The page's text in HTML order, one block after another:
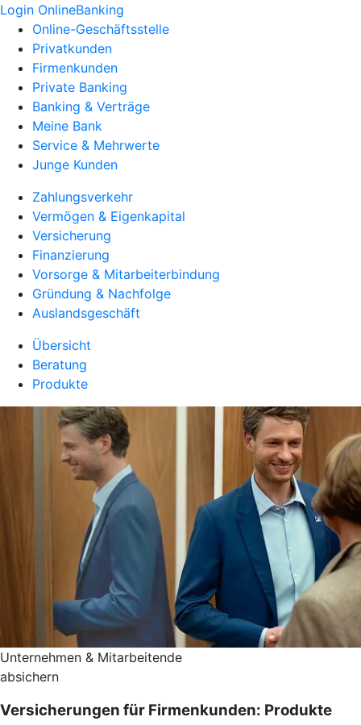
Login OnlineBanking
Online-Geschäftsstelle
Privatkunden
Firmenkunden
Private Banking
Banking & Verträge
Meine Bank
Service & Mehrwerte
Junge Kunden
Zahlungsverkehr
Vermögen & Eigenkapital
Versicherung
Finanzierung
Vorsorge & Mitarbeiterbindung
Gründung & Nachfolge
Auslandsgeschäft
Übersicht
Beratung
Produkte
Unternehmen & Mitarbeitende
absichern
Versicherungen für Firmenkunden: Produkte